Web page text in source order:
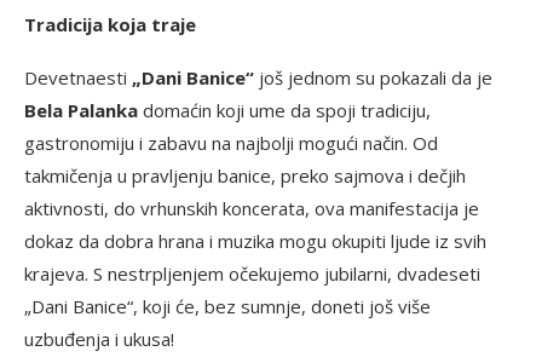
Tradicija koja traje
Devetnaesti „Dani Banice“ još jednom su pokazali da je
Bela Palanka domaćin koji ume da spoji tradiciju,
gastronomiju i zabavu na najbolji mogući način. Od
takmičenja u pravljenju banice, preko sajmova i dečjih
aktivnosti, do vrhunskih koncerata, ova manifestacija je
dokaz da dobra hrana i muzika mogu okupiti ljude iz svih
krajeva. S nestrpljenjem očekujemo jubilarni, dvadeseti
„Dani Banice“, koji će, bez sumnje, doneti još više
uzbuđenja i ukusa!